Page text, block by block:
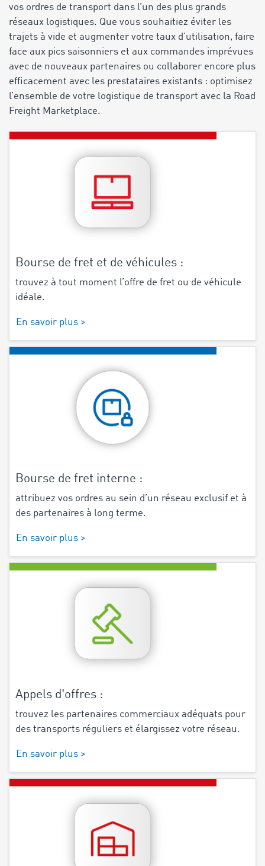
vos ordres de transport dans l’un des plus grands
réseaux logistiques. Que vous souhaitiez éviter les
trajets à vide et augmenter votre taux d’utilisation, faire
face aux pics saisonniers et aux commandes imprévues
avec de nouveaux partenaires ou collaborer encore plus
efficacement avec les prestataires existants : optimisez
l’ensemble de votre logistique de transport avec la Road
Freight Marketplace.
Bourse de fret et de véhicules :
trouvez à tout moment l’offre de fret ou de véhicule
idéale.
En savoir plus >
Bourse de fret interne :
attribuez vos ordres au sein d’un réseau exclusif et à
des partenaires à long terme.
En savoir plus >
Appels d'offres :
trouvez les partenaires commerciaux adéquats pour
des transports réguliers et élargissez votre réseau.
En savoir plus >